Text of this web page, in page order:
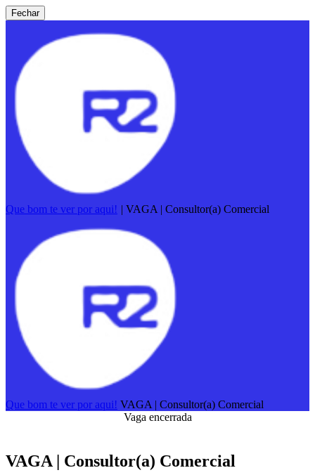
Fechar
Que bom te ver por aqui! | VAGA | Consultor(a) Comercial
Que bom te ver por aqui! VAGA | Consultor(a) Comercial
Vaga encerrada
VAGA | Consultor(a) Comercial